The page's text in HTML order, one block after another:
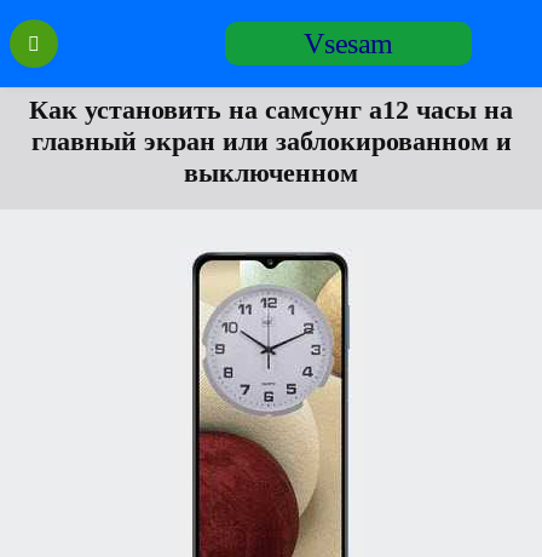
Перейти
содержанию
Vsesam
Как установить на самсунг а12 часы на
главный экран или заблокированном и
выключенном